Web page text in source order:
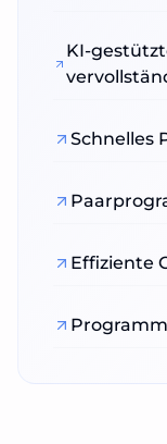
KI-
Schnelles
Effiziente